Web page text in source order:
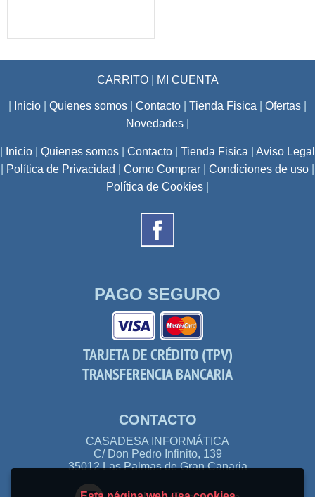
CARRITO| MI CUENTA
Inicio Quienes somos Contacto Tienda Fisica Ofertas
Novedades
Inicio Quienes somos Contacto Tienda Fisica
Aviso Legal
Política de Privacidad Como Comprar Condiciones de uso
Política de Cookies
PAGO SEGURO
TARJETA DE CRÉDITO (TPV)
TRANSFERENCIA BANCARIA
CONTACTO
CASADESA INFORMÁTICA
C/ Don Pedro Infinito, 139
35012 Las Palmas de Gran Canaria